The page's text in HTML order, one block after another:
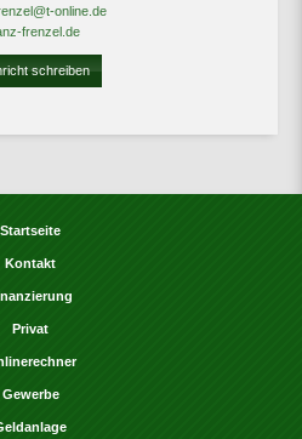
online.de
frenzel.de
schreiben
Startseite
Kontakt
Privat
Gewerbe